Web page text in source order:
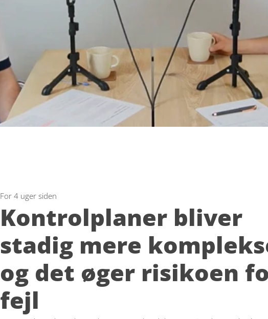
For 4 uger siden
Kontrolplaner bliver
stadig mere
og det øger risikoen
fejl